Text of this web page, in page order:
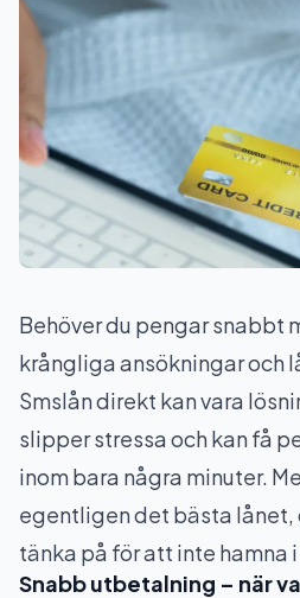
Behöver du pengar snabbt
krångliga ansökningar och
Smslån direkt kan vara
slipper stressa och kan få
inom bara några minuter.
egentligen det bästa lånet,
tänka på för att inte hamna
Snabb utbetalning – när